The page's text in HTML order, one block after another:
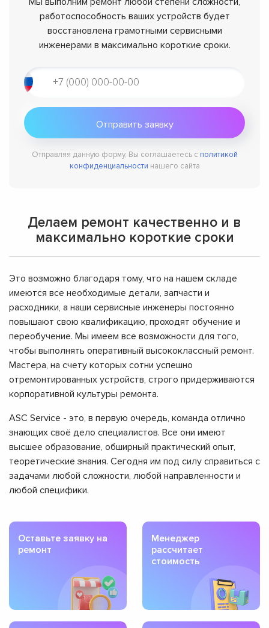
работоспособность ваших устройств будет
восстановлена грамотными сервисными
инженерами в максимально короткие сроки.
Отправляя данную форму, Вы соглашаетесь с политикой
конфиденциальности нашего сайта
Делаем ремонт качественно и в
максимально короткие сроки
Это возможно благодаря тому, что на нашем складе
имеются все необходимые детали, запчасти и
расходники, а наши сервисные инженеры постоянно
повышают свою квалификацию, проходят обучение и
переобучение. Мы имеем все возможности для того,
чтобы выполнять оперативный высококлассный ремонт.
Мастера, на счету которых сотни успешно
отремонтированных устройств, строго придерживаются
корпоративной культуры ремонта.
ASC Service - это, в первую очередь, команда отлично
знающих своё дело специалистов. Все они имеют
высшее образование, обширный практический опыт,
теоретические знания. Сегодня им под силу справиться с
задачами любой сложности, любой направленности и
любой специфики.
Оставьте заявку на
ремонт
Менеджер
рассчитает
стоимость